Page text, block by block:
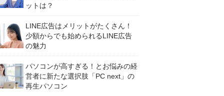
ットは？
LINE広告はメリットがたくさん！
少額からでも始められるLINE広告
の魅力
パソコンが高すぎる！とお悩みの経
営者に新たな選択肢「PC next」の
再生パソコン